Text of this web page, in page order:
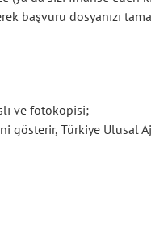
başvuru dosyanızı
ve fotokopisi;
Türkiye Ulusal